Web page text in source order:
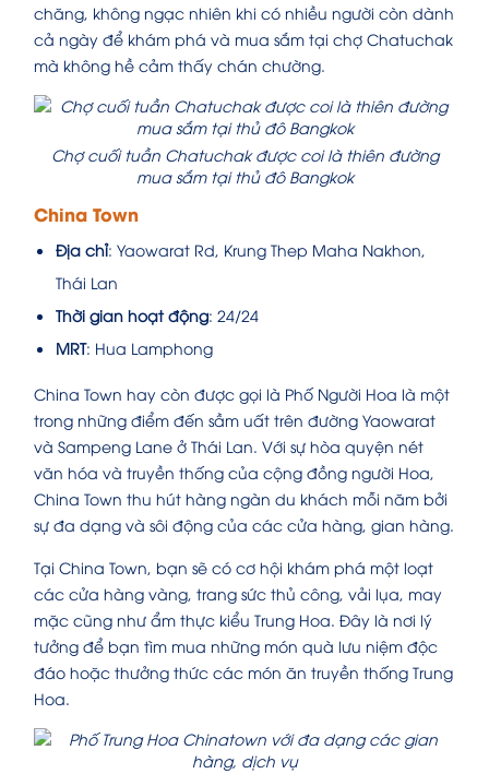
chăng, không ngạc nhiên khi có nhiều người còn dành
cả ngày để khám phá và mua sắm tại chợ Chatuchak
mà không hề cảm thấy chán chường.
Chợ cuối tuần Chatuchak được coi là thiên đường
mua sắm tại thủ đô Bangkok
China Town
Địa chỉ: Yaowarat Rd, Krung Thep Maha Nakhon,
Thái Lan
Thời gian hoạt động: 24/24
MRT: Hua Lamphong
China Town hay còn được gọi là Phố Người Hoa là một
trong những điểm đến sầm uất trên đường Yaowarat
và Sampeng Lane ở Thái Lan. Với sự hòa quyện nét
văn hóa và truyền thống của cộng đồng người Hoa,
China Town thu hút hàng ngàn du khách mỗi năm bởi
sự đa dạng và sôi động của các cửa hàng, gian hàng.
Tại China Town, bạn sẽ có cơ hội khám phá một loạt
các cửa hàng vàng, trang sức thủ công, vải lụa, may
mặc cũng như ẩm thực kiểu Trung Hoa. Đây là nơi lý
tưởng để bạn tìm mua những món quà lưu niệm độc
đáo hoặc thưởng thức các món ăn truyền thống Trung
Hoa.